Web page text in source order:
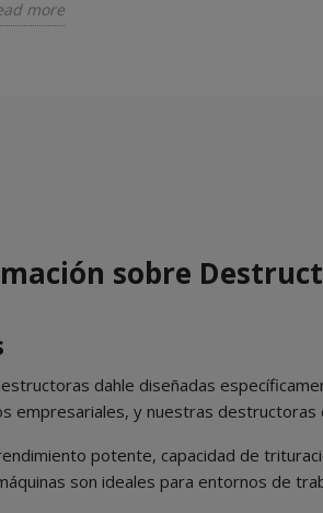
more
sobre
dahle diseñadas
empresariales, y nuestras
potente, capacidad de
son ideales para entornos de